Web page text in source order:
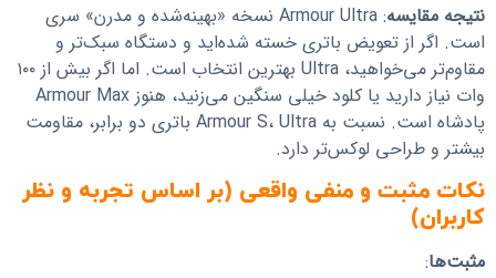
نتیجه مقایسه
: Armour Ultra نسخه «بهینه‌شده و مدرن» سری
است. اگر از تعویض باتری خسته شده‌اید و دستگاه سبک‌تر و
مقاوم‌تر می‌خواهید، Ultra بهترین انتخاب است. اما اگر بیش از ۱۰۰
وات نیاز دارید یا کلود خیلی سنگین می‌زنید، هنوز Armour Max
پادشاه است. نسبت به Armour S، Ultra باتری دو برابر، مقاومت
بیشتر و طراحی لوکس‌تر دارد.
نکات مثبت و منفی واقعی (بر اساس تجربه و نظر
کاربران)
مثبت‌ها: